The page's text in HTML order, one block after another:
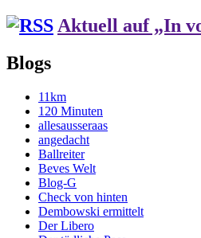
Aktuell auf „In
Blogs
11km
120 Minuten
allesausseraas
angedacht
Ballreiter
Beves Welt
Blog-G
Check von hinten
Dembowski ermittelt
Der Libero